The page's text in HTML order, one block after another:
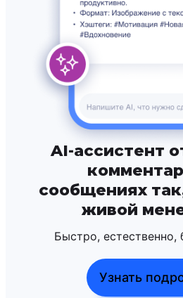
AI-ассистент
сообщениях
живой
Быстро, естественно,
Узнать